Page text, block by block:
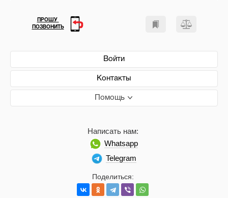
Войти
Контакты
Помощь
Поделиться:
Написать нам:
Whatsapp
Telegram
ПРОШУ
ПОЗВОНИТЬ